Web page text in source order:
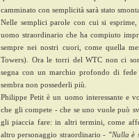
camminato con semplicità sarà stato
Nelle semplici parole con cui si
uomo straordinario che ha compiuto
sempre nei nostri cuori, come quella
Towers). Ora le torri del WTC non ci
segna con un marchio profondo di
sembra non possederli più.
Philippe Petit è un uomo interessante e
che gli compete - che se uno vuole può
gli piaccia fare: in altri termini, come
altro personaggio straordinario - "Nulla è